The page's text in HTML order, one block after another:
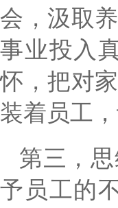
会，汲取
事业投入
怀，把对
装着员工
第三，
予员工的